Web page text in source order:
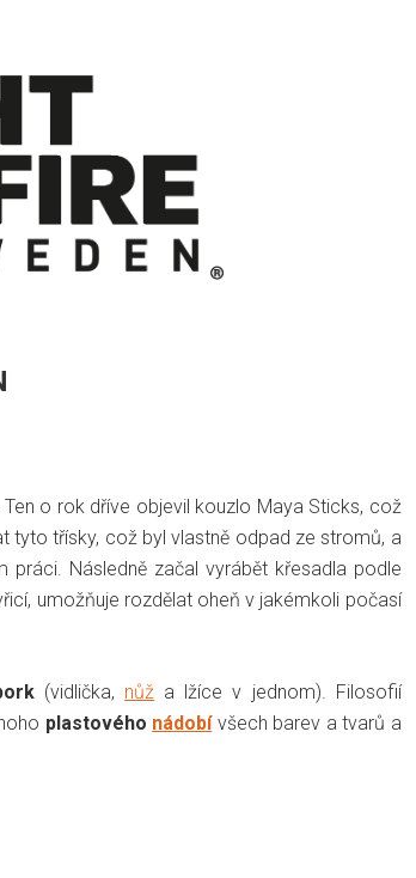
o rok dříve objevil kouzlo Maya Sticks, což
tyto třísky, což byl vlastně odpad ze stromů, a
Následně začal vyrábět křesadla podle
umožňuje rozdělat oheň v jakémkoli počasí
(vidlička, nůž a lžíce v jednom). Filosofií
plastového nádobívšech barev a tvarů a